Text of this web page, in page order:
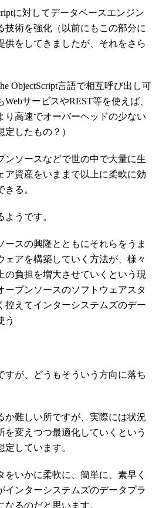
に対してデータベースエンジン
技術を強化（以前にもこの部分に
供をしてきましたが、それをさら
ObjectScript言語で相互呼び出し可
サービスやREST等を使えば、
り高速でオーバーヘッドの少ない
したもの？）
ンソースなどで世の中で大量に生
ア資産をいままで以上に柔軟に効
る。
うです。
ースの興隆とともにそれらをうま
ェアを構築していく方法が、様々
の負担を増大させていくという現
ープンソースのソフトウェアスタ
控えてインターシステムズのデー
う
すが、どうもそういう方向に落ち
か難しい所ですが、実際には状況
を変えつつ最適化していくという
しています。
をいかに柔軟に、簡単に、素早く
インターシステムズのデータプラ
るのだと思います。